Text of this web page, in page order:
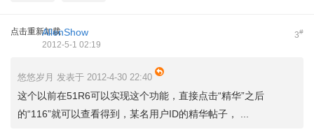
点击重新加载 3#
AllenShow
2012-5-1 02:19
悠悠岁月 发表于 2012-4-30 22:40
这个以前在51R6可以实现这个功能，直接点击“精华”之后
的“116”就可以查看得到，某名用户ID的精华帖子， ...